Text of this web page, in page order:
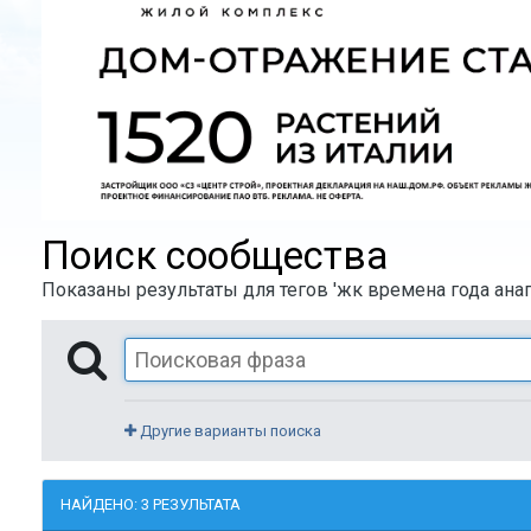
Поиск сообщества
Показаны результаты для тегов 'жк времена года
Другие варианты поиска
НАЙДЕНО: 3 РЕЗУЛЬТАТА